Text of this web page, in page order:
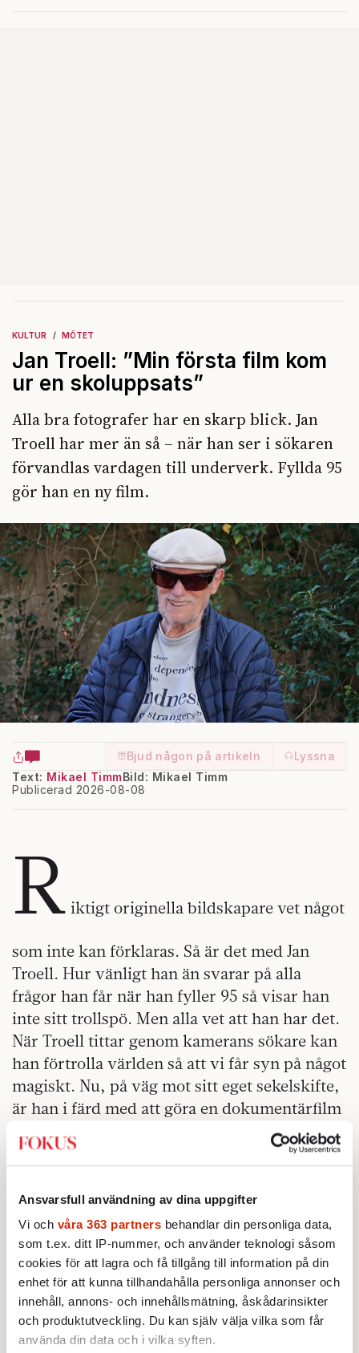
Ansvarsfull användning av dina uppgifter
Vi och våra 363 partners behandlar din personliga data,
som t.ex. ditt IP-nummer, och använder teknologi såsom
cookies för att lagra och få tillgång till information på din
enhet för att kunna tillhandahålla personliga annonser och
innehåll, annons- och innehållsmätning, åskådarinsikter
och produktutveckling. Du kan själv välja vilka som får
använda din data och i vilka syften.
KULTUR MÖTET
Jan Troell: ”Min första film kom
ur en skoluppsats”
Alla bra fotografer har en skarp blick. Jan
Troell har mer än så – när han ser i sökaren
förvandlas vardagen till underverk. Fyllda 95
gör han en ny film.
Bjud någon på artikeln
Lyssna
Text: Mikael Timm
Publicerad 2026-08-08
Bild: Mikael Timm
R iktigt originella bildskapare vet något
som inte kan förklaras. Så är det med Jan
Troell. Hur vänligt han än svarar på alla
frågor han får när han fyller 95 så visar han
inte sitt trollspö. Men alla vet att han har det.
När Troell tittar genom kamerans sökare kan
han förtrolla världen så att vi får syn på något
magiskt. Nu, på väg mot sitt eget sekelskifte,
är han i färd med att göra en dokumentärfilm
om sitt liv. Titeln är typiskt Troellsk. Tydlig
och drömsk på samma gång:
Det var en gång
Marcel Proust hade nickat instämmande. Men
upphovsmännens syn på tiden skiljer sig åt.
Proust ville låsa fast det förflutna med så stor
precision som möjligt. Jan Troell vill visa oss
gränsen mellan då och nu, hans film utspelas
i ett tunt membran vävt av minnen, drömmar
och verklighet som hela tiden rör sig. Likt